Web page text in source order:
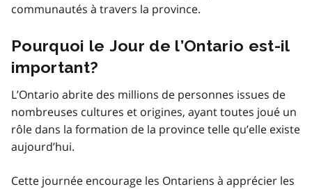
communautés à travers la province.
Pourquoi le Jour de l’Ontario est-il
important?
L’Ontario abrite des millions de personnes issues de
nombreuses cultures et origines, ayant toutes joué un
rôle dans la formation de la province telle qu’elle existe
aujourd’hui.
Cette journée encourage les Ontariens à apprécier les